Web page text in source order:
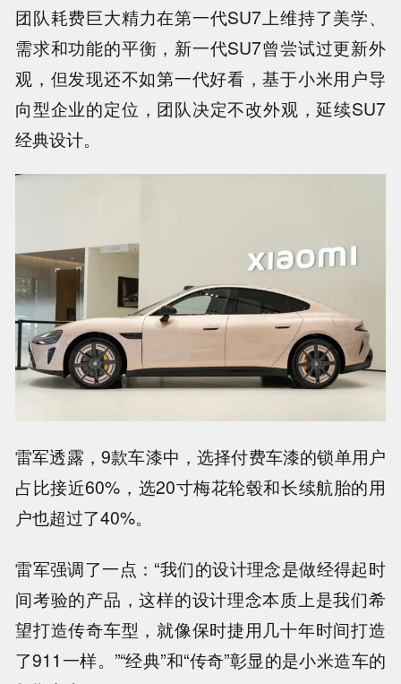
团队耗费巨大精力在第一代SU7上维持了美学、
需求和功能的平衡，新一代SU7曾尝试过更新外
观，但发现还不如第一代好看，基于小米用户导
向型企业的定位，团队决定不改外观，延续SU7
经典设计。
雷军透露，9款车漆中，选择付费车漆的锁单用户
占比接近60%，选20寸梅花轮毂和长续航胎的用
户也超过了40%。
雷军强调了一点：“我们的设计理念是做经得起时
间考验的产品，这样的设计理念本质上是我们希
望打造传奇车型，就像保时捷用几十年时间打造
了911一样。”“经典”和“传奇”彰显的是小米造车的